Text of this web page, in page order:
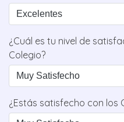
¿Cuál es tu nivel de
Colegio?
¿Estás satisfecho con los